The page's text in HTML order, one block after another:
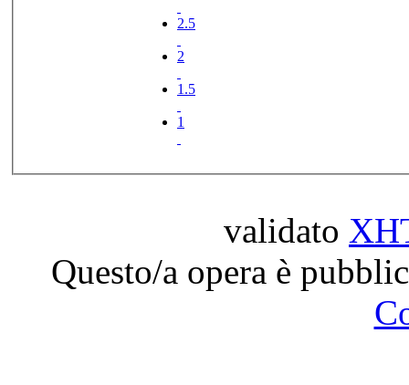
2.5
2
1.5
1
validato
Questo/a opera è